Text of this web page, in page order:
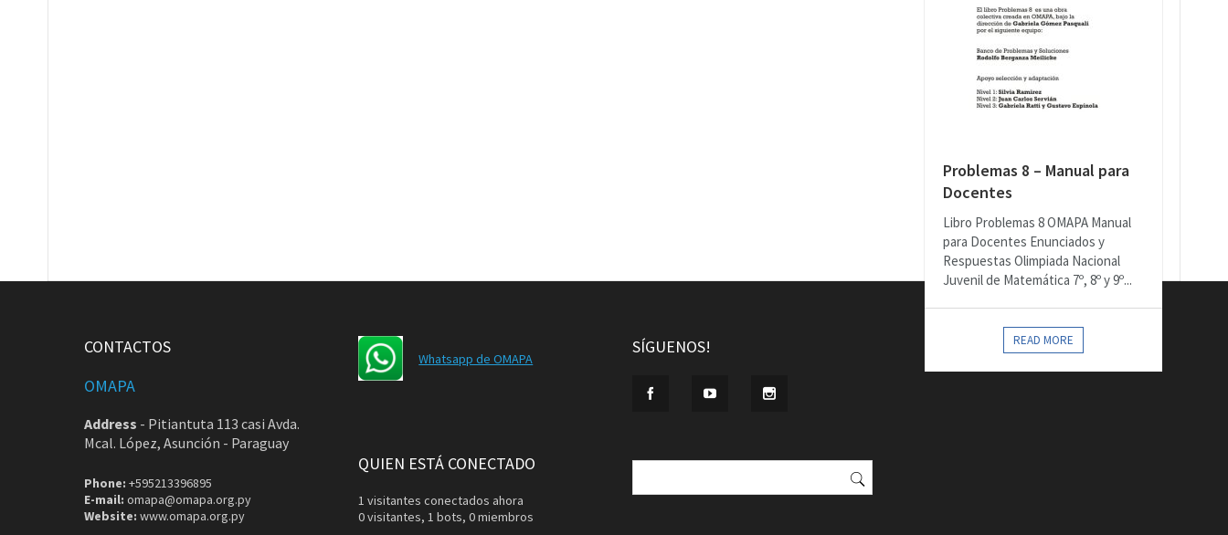
Problemas 8 – Manual para
Docentes
Libro Problemas 8 OMAPA Manual
para Docentes Enunciados y
Respuestas Olimpiada Nacional
Juvenil de Matemática 7º, 8º y 9º...
READ MORE
CONTACTOS
OMAPA
Address - Pitiantuta 113 casi Avda.
Mcal. López, Asunción - Paraguay
Phone: +595213396895
E-mail: omapa@omapa.org.py
Website: www.omapa.org.py
Whatsapp de OMAPA
SÍGUENOS!
QUIEN ESTÁ CONECTADO
1 visitantes conectados ahora
0 visitantes, 1 bots, 0 miembros
Buscar: